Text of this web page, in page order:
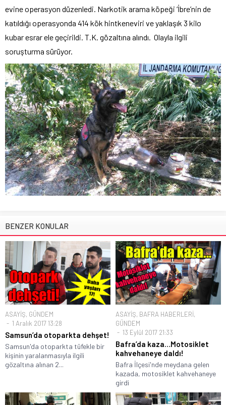
evine operasyon düzenledi. Narkotik arama köpeği ‘İbre’nin de
katıldığı operasyonda 414 kök hintkeneviri ve yaklaşık 3 kilo
kubar esrar ele geçirildi. T.K. gözaltına alındı. Olayla ilgili
soruşturma sürüyor.
BENZER KONULAR
ASAYİŞ, GÜNDEM
1 Aralık 2017 13:28
Samsun’da otoparkta dehşet!
Samsun'da otoparkta tüfekle bir
kişinin yaralanmasıyla ilgili
gözaltına alınan 2...
ASAYİŞ, BAFRA HABERLERİ,
GÜNDEM
13 Eylül 2017 21:33
Bafra’da kaza…Motosiklet
kahvehaneye daldı!
Bafra İlçesi'nde meydana gelen
kazada, motosiklet kahvehaneye
girdi